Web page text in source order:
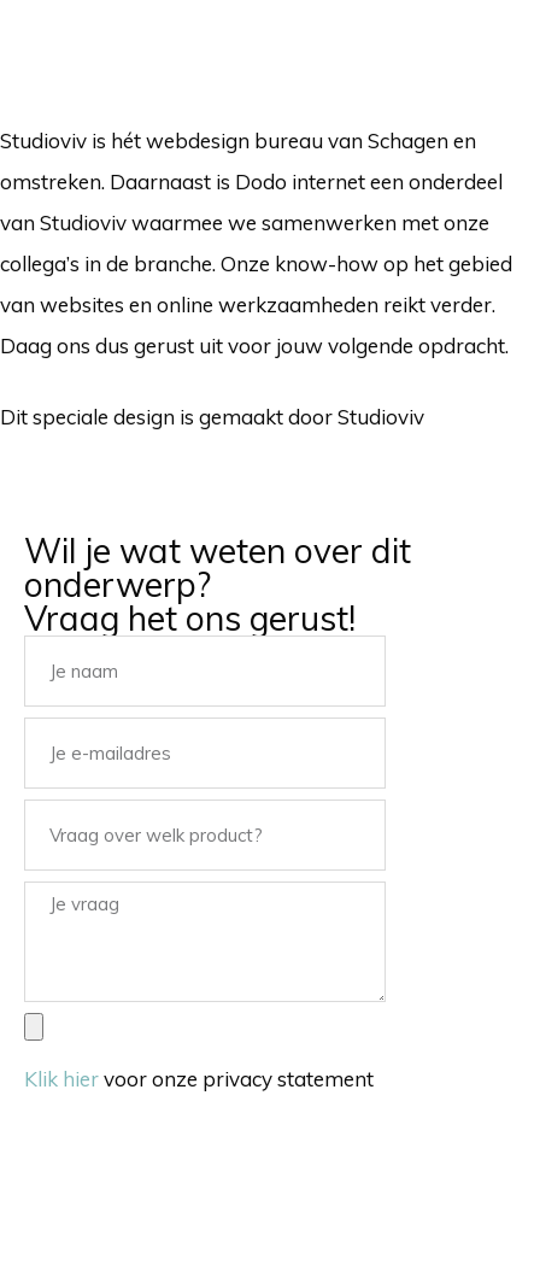
Studioviv is hét webdesign bureau van Schagen en
omstreken. Daarnaast is Dodo internet een onderdeel
van Studioviv waarmee we samenwerken met onze
collega’s in de branche. Onze know-how op het gebied
van websites en online werkzaamheden reikt verder.
Daag ons dus gerust uit voor jouw volgende opdracht.
Dit speciale design is gemaakt door Studioviv
Wil je wat weten over dit
onderwerp?
Vraag het ons gerust!
Klik hiervoor onze privacy statement